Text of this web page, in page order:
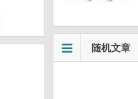
随机文章